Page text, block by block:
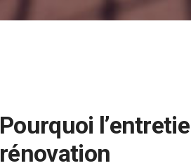
Pourquoi
rénovation